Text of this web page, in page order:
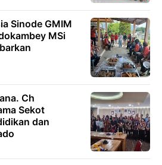
Sinode GMIM
MSi
Ch
Sekot
dan